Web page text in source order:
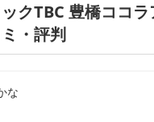
クTBC 豊橋ココラ
・評判
な